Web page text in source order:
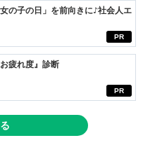
PR
の子の日」を前向きに♪社会人エ
PR
疲れ度』診断